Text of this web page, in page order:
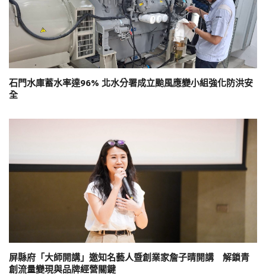
石門水庫蓄水率達96% 北水分署成立颱風應變小組強化防洪安
全
屏縣府「大師開講」邀知名藝人暨創業家詹子晴開講 解鎖青
創流量變現與品牌經營關鍵